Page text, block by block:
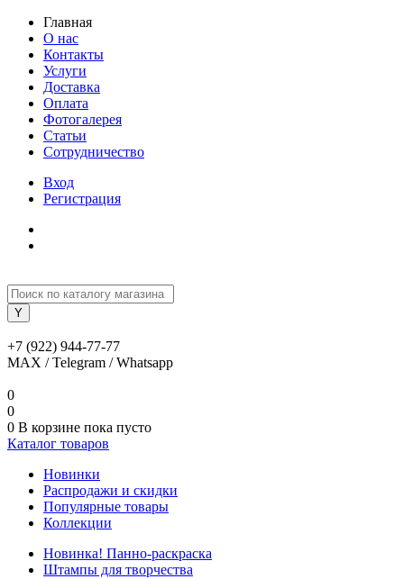
Главная
О нас
Контакты
Услуги
Доставка
Оплата
Фотогалерея
Статьи
Сотрудничество
Вход
Регистрация
+7 (922) 944-77-77
MAX / Telegram / Whatsapp
0
0
0 В корзине пока пусто
Каталог товаров
Новинки
Распродажи и скидки
Популярные товары
Коллекции
Новинка! Панно-раскраска
Штампы для творчества